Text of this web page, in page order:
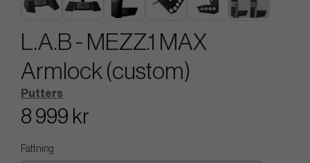
L.A.B - MEZZ.1 MAX
Armlock (custom)
Putters
8 999 kr
Fattning